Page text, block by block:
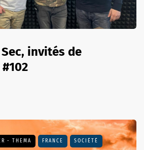
invités de
- THEMA FRANCE SOCIÉTÉ